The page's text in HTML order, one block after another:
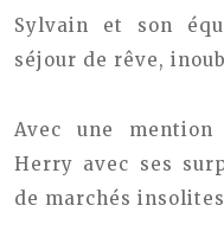
Sylvain et son
séjour de rêve,
Avec une
Herry avec ses
de marchés